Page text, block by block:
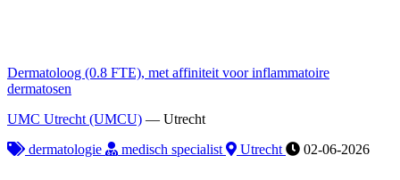
Dermatoloog (0.8 FTE), met affiniteit voor inflammatoire
dermatosen
UMC Utrecht (UMCU) — Utrecht
dermatologie
medisch specialist Utrecht 02-06-2026